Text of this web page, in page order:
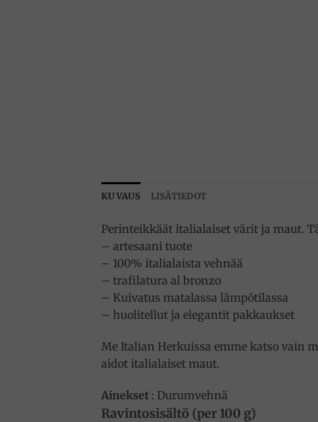
KUVAUS LISÄTIEDOT
Perinteikkäät italialaiset värit ja maut.
– artesaani tuote
– 100% italialaista vehnää
– trafilatura al bronzo
– Kuivatus matalassa lämpötilassa
– huolitellut ja elegantit pakkaukset
Me Italian Herkuissa emme katso vain
aidot italialaiset maut.
Ainekset : Durumvehnä
Ravintosisältö (per 100 g)